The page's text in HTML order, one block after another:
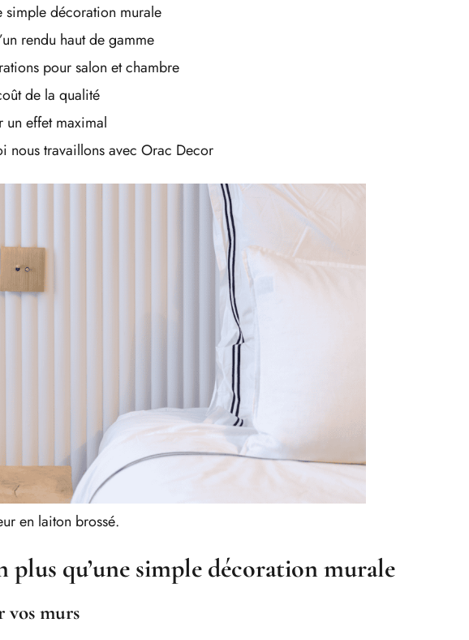
simple décoration murale
rendu haut de gamme
pour salon et chambre
de la qualité
un effet maximal
travaillons avec Orac Decor
en laiton brossé.
plus qu’une simple décoration murale
vos murs